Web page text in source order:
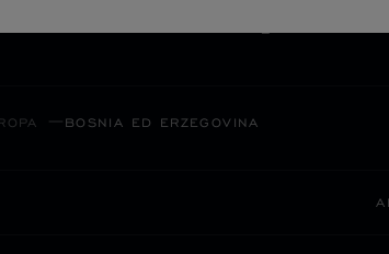
BOSNIA ED ERZEGOVINA